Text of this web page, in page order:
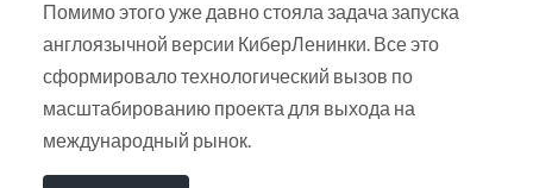
Помимо этого уже давно стояла задача запуска
англоязычной версии КиберЛенинки. Все это
сформировало технологический вызов по
масштабированию проекта для выхода на
международный рынок.